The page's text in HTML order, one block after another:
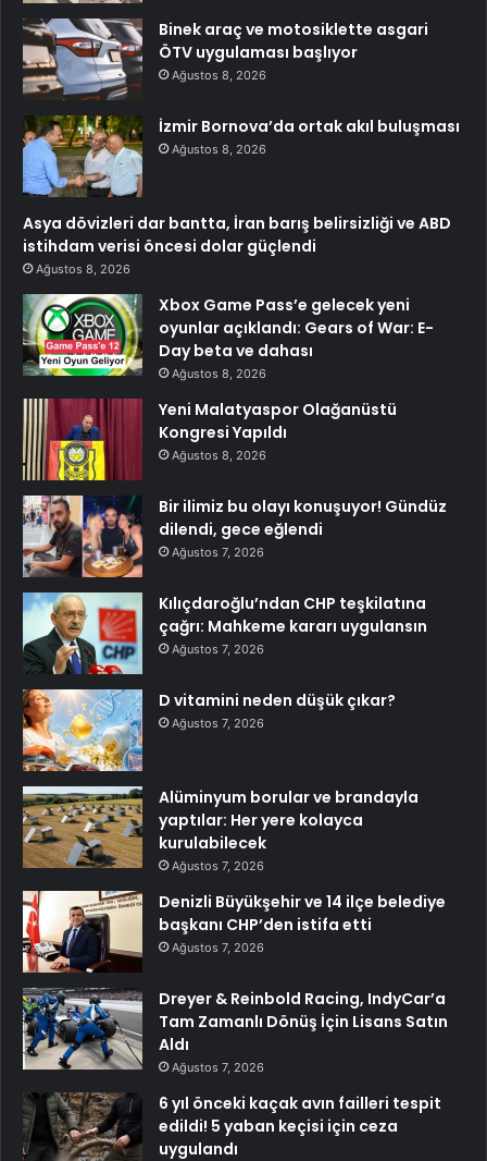
Binek araç ve motosiklette asgari
ÖTV uygulaması başlıyor
Ağustos 8, 2026
İzmir Bornova’da ortak akıl buluşması
Ağustos 8, 2026
Asya dövizleri dar bantta, İran barış belirsizliği ve ABD
istihdam verisi öncesi dolar güçlendi
Ağustos 8, 2026
Xbox Game Pass’e gelecek yeni
oyunlar açıklandı: Gears of War: E-
Day beta ve dahası
Ağustos 8, 2026
Yeni Malatyaspor Olağanüstü
Kongresi Yapıldı
Ağustos 8, 2026
Bir ilimiz bu olayı konuşuyor! Gündüz
dilendi, gece eğlendi
Ağustos 7, 2026
Kılıçdaroğlu’ndan CHP teşkilatına
çağrı: Mahkeme kararı uygulansın
Ağustos 7, 2026
D vitamini neden düşük çıkar?
Ağustos 7, 2026
Alüminyum borular ve brandayla
yaptılar: Her yere kolayca
kurulabilecek
Ağustos 7, 2026
Denizli Büyükşehir ve 14 ilçe belediye
başkanı CHP’den istifa etti
Ağustos 7, 2026
Dreyer & Reinbold Racing, IndyCar’a
Tam Zamanlı Dönüş İçin Lisans Satın
Aldı
Ağustos 7, 2026
6 yıl önceki kaçak avın failleri tespit
edildi! 5 yaban keçisi için ceza
uygulandı